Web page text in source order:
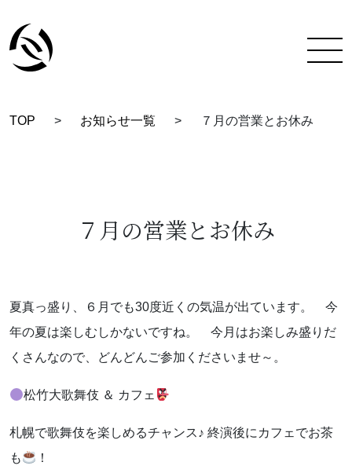
スタッフ紹介
TOP > お知らせ一覧 > ７月の営業とお休み
７月の営業とお休み
夏真っ盛り、６月でも30度近くの気温が出ています。 今
年の夏は楽しむしかないですね。 今月はお楽しみ盛りだ
くさんなので、どんどんご参加くださいませ～。
松竹大歌舞伎 ＆ カフェ
札幌で歌舞伎を楽しめるチャンス♪ 終演後にカフェでお茶
も
！